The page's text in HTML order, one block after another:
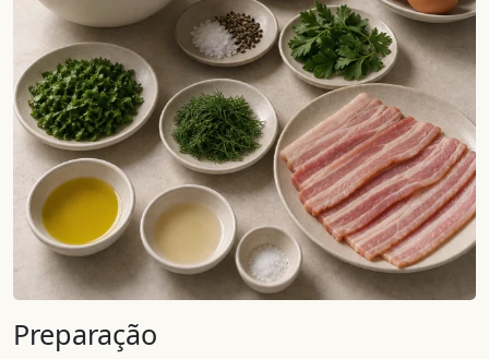
Preparação